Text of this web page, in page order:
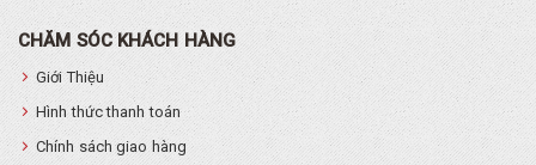
CHĂM SÓC KHÁCH HÀNG
Giới Thiệu
Hình thức thanh toán
Chính sách giao hàng